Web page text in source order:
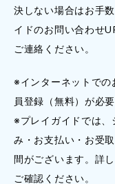
決しない場合はお手
イドのお問い合わせ
ご連絡ください。
※インターネットでの
員登録（無料）が必要
※プレイガイドでは、
み・お支払い・お受
間がございます。詳
ご確認ください。